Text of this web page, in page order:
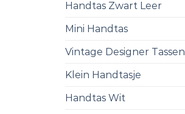
Handtas Zwart Leer
Mini Handtas
Vintage Designer Tassen
Klein Handtasje
Handtas Wit